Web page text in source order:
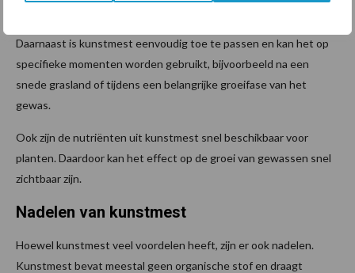
Daarnaast is kunstmest eenvoudig toe te passen en kan het op
specifieke momenten worden gebruikt, bijvoorbeeld na een
snede grasland of tijdens een belangrijke groeifase van het
gewas.
Ook zijn de nutriënten uit kunstmest snel beschikbaar voor
planten. Daardoor kan het effect op de groei van gewassen snel
zichtbaar zijn.
Nadelen van kunstmest
Hoewel kunstmest veel voordelen heeft, zijn er ook nadelen.
Kunstmest bevat meestal geen organische stof en draagt